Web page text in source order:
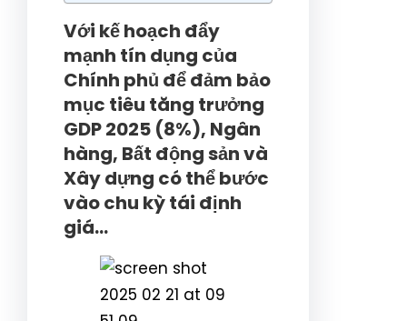
Với kế hoạch đẩy
mạnh tín dụng của
Chính phủ để đảm bảo
mục tiêu tăng trưởng
GDP 2025 (8%), Ngân
hàng, Bất động sản và
Xây dựng có thể bước
vào chu kỳ tái định
giá…